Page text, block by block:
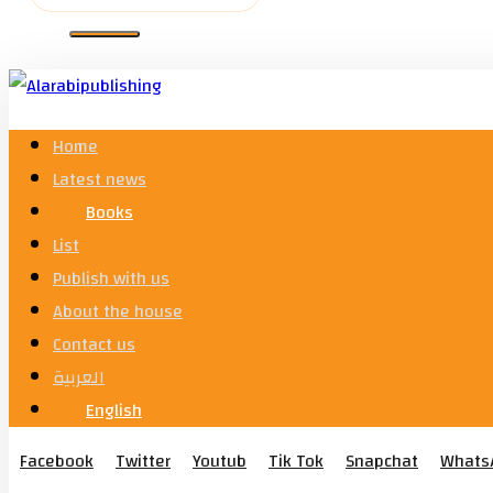
Home
Latest news
Books
List
Publish with us
About the house
Contact us
العربية
English
Facebook
Twitter Youtub Tik Tok Snapchat